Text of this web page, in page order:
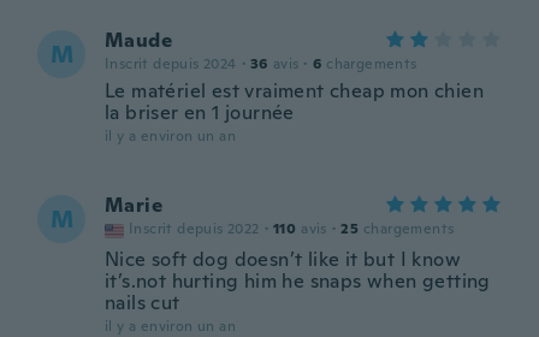
M Maude
Inscrit depuis 2024 · 36 avis · 6 chargements
Le matériel est vraiment cheap mon chien
la briser en 1 journée
il y a environ un an
M Marie
Inscrit depuis 2022 · 110 avis · 25 chargements
Nice soft dog doesn’t like it but I know
it’s.not hurting him he snaps when getting
nails cut
il y a environ un an